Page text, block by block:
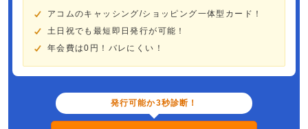
アコムのキャッシング/ショッピング一体型カード！
土日祝でも最短即日発行が可能！
年会費は0円！バレにくい！
発行可能か3秒診断！